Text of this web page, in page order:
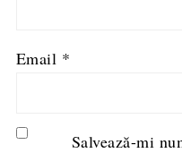
Email *
Salvează-mi